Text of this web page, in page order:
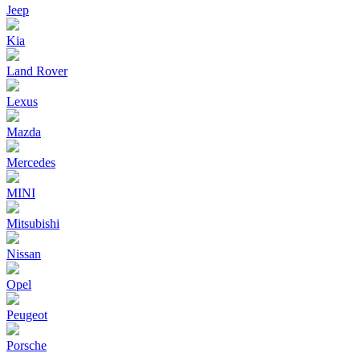
Jeep
Kia
Land Rover
Lexus
Mazda
Mercedes
MINI
Mitsubishi
Nissan
Opel
Peugeot
Porsche